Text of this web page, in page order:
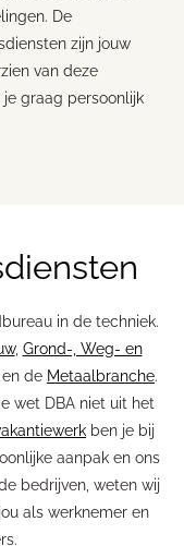
De
zijn jouw
van deze
graag persoonlijk
in de techniek.
, Grond-, Weg- en
en de Metaalbranche.
wet DBA niet uit het
ben je bij
aanpak en ons
bedrijven, weten wij
als werknemer en